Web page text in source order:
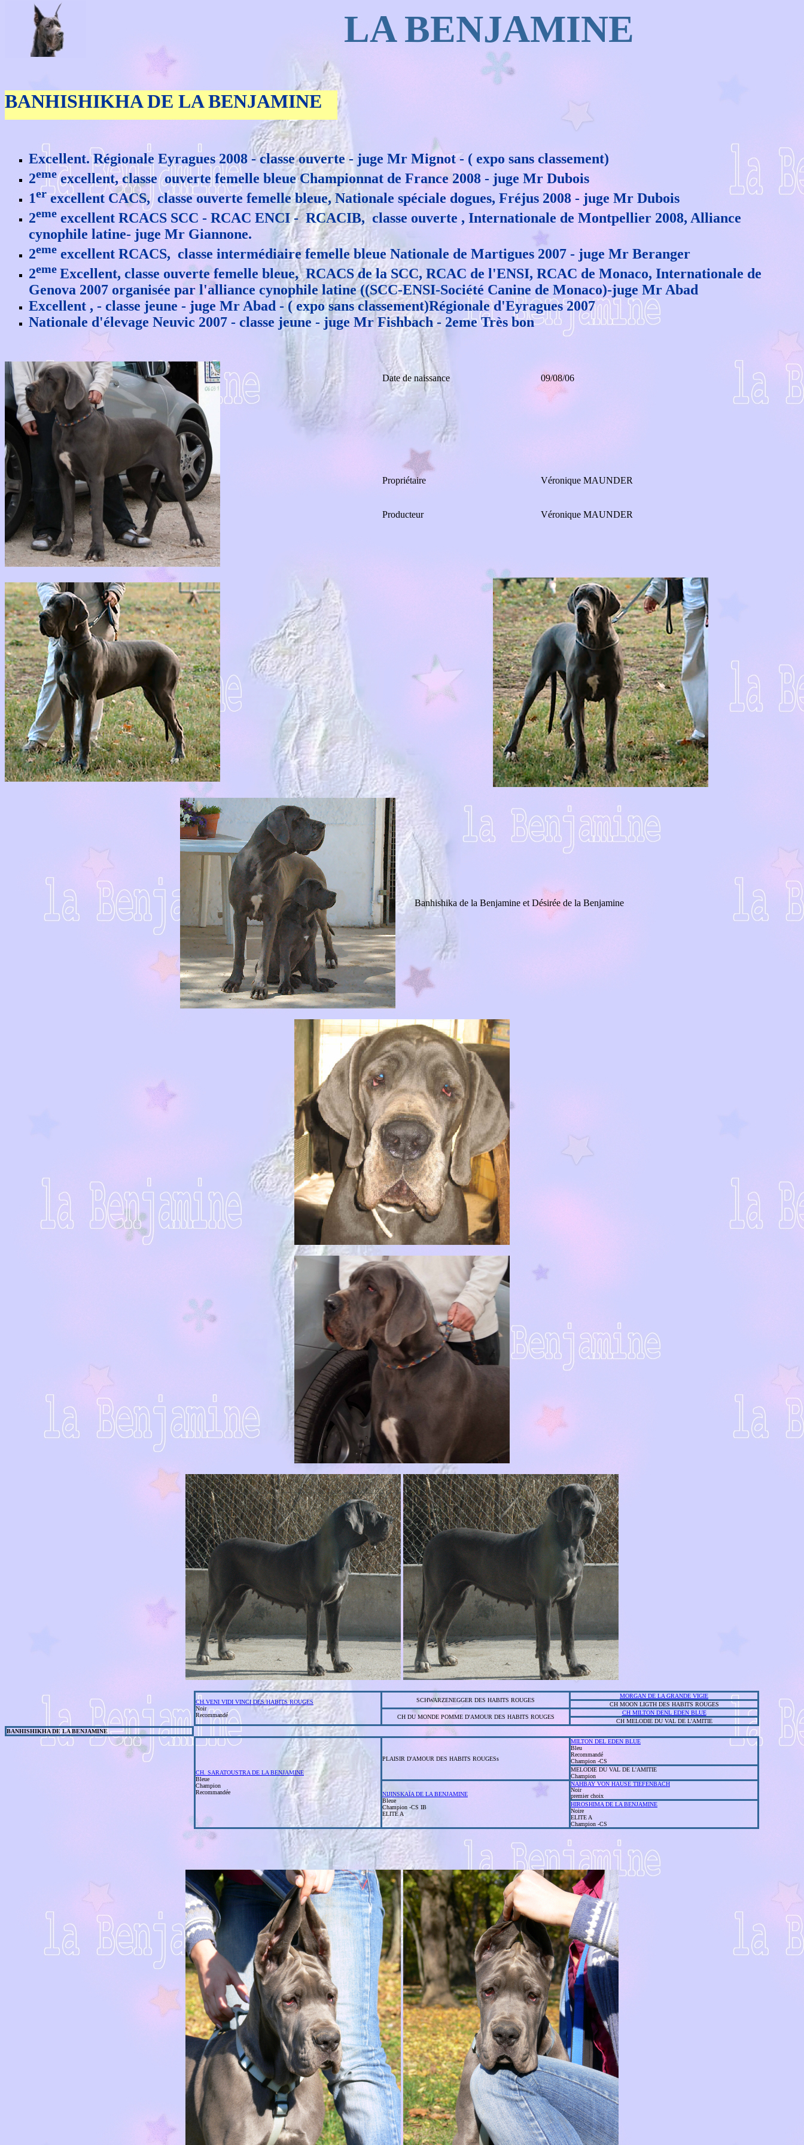
LA BENJAMINE
BANHISHIKHA DE LA BENJAMINE
Excellent. Régionale Eyragues 2008 - classe ouverte - juge Mr Mignot - ( expo sans classement)
2emeexcellent, classe ouverte femelle bleue Championnat de France 2008 - juge Mr Dubois
1erexcellent CACS, classe ouverte femelle bleue, Nationale spéciale dogues, Fréjus 2008 - juge Mr Dubois
2eme excellent RCACS SCC - RCAC ENCI - RCACIB, classe ouverte , Internationale de Montpellier 2008, Alliance
cynophile latine- juge Mr Giannone.
2eme excellent RCACS, classe intermédiaire femelle bleue Nationale de Martigues 2007 - juge Mr Beranger
2eme Excellent, classe ouverte femelle bleue,RCACS de la SCC, RCAC de l'ENSI, RCAC de Monaco, Internationale de
Genova 2007 organisée par l'alliance cynophile latine ((SCC-ENSI-Société Canine de Monaco)-juge Mr Abad
Excellent , - classe jeune - juge Mr Abad - ( expo sans classement)Régionale d'Eyragues 2007
Nationale d'élevage Neuvic 2007 - classe jeune - juge Mr Fishbach - 2eme Très bon
Date de naissance 09/08/06
Propriétaire Véronique MAUNDER
Producteur Véronique MAUNDER
Banhishika de la Benjamine et Désirée de la Benjamine
CH.VENI VIDI VINCI DES HABITS ROUGES
Noir
Recommandé
SCHWARZENEGGER DES HABITS ROUGES
MORGAN DE LA GRANDE VIGIE
CH MOON LIGTH DES HABITS ROUGES
CH DU MONDE POMME D'AMOUR DES HABITS ROUGES
CH MILTON DENL EDEN BLUE
CH MELODIE DU VAL DE L'AMITIE
BANHISHIKHA DE LA BENJAMINE
CH. SARATOUSTRA DE LA BENJAMINE
Bleue
Champion
Recommandée
PLAISIR D'AMOUR DES HABITS ROUGESs
MILTON DEL EDEN BLUE
Bleu
Recommandé
Champion -CS
MELODIE DU VAL DE L'AMITIE
Champion
NIJINSKAÏA DE LA BENJAMINE
Bleue
Champion -CS IB
ELITE A
NAHBAY VON HAUSE TIEFENBACH
Noir
premier choix
HIROSHIMA DE LA BENJAMINE
Noire
ELITE A
Champion -CS